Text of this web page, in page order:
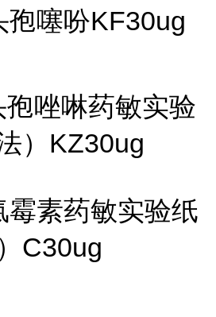
孢噻吩KF30ug
唑啉药敏实验
）KZ30ug
霉素药敏实验纸
C30ug